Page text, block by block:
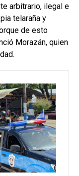
arbitrario, ilegal e
telaraña y
de esto
Morazán, quien